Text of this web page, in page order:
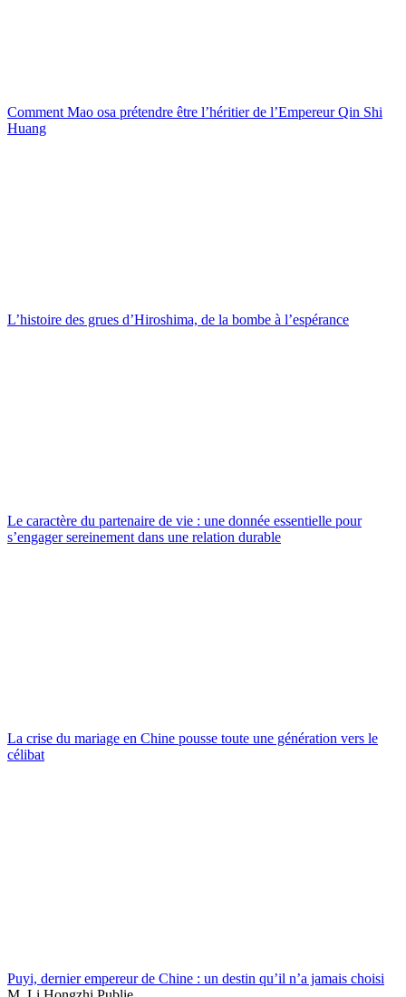
Comment Mao osa prétendre être l’héritier de l’Empereur Qin Shi
Huang
L’histoire des grues d’Hiroshima, de la bombe à l’espérance
Le caractère du partenaire de vie : une donnée essentielle pour
s’engager sereinement dans une relation durable
La crise du mariage en Chine pousse toute une génération vers le
célibat
Puyi, dernier empereur de Chine : un destin qu’il n’a jamais choisi